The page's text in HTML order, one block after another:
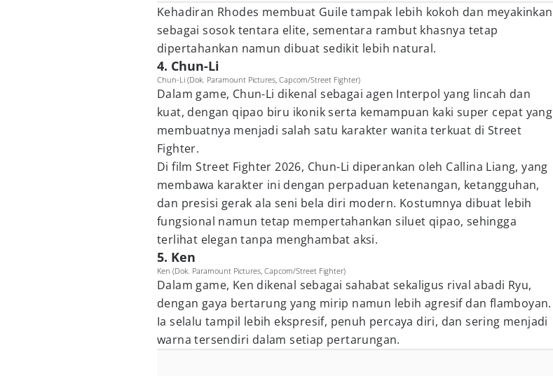
Kehadiran Rhodes membuat Guile tampak lebih kokoh dan meyakinkan
sebagai sosok tentara elite, sementara rambut khasnya tetap
dipertahankan namun dibuat sedikit lebih natural.
4. Chun-Li
Chun-Li (Dok. Paramount Pictures, Capcom/Street Fighter)
Dalam game, Chun-Li dikenal sebagai agen Interpol yang lincah dan
kuat, dengan qipao biru ikonik serta kemampuan kaki super cepat yang
membuatnya menjadi salah satu karakter wanita terkuat di Street
Fighter.
Di film Street Fighter 2026, Chun-Li diperankan oleh Callina Liang, yang
membawa karakter ini dengan perpaduan ketenangan, ketangguhan,
dan presisi gerak ala seni bela diri modern. Kostumnya dibuat lebih
fungsional namun tetap mempertahankan siluet qipao, sehingga
terlihat elegan tanpa menghambat aksi.
5. Ken
Ken (Dok. Paramount Pictures, Capcom/Street Fighter)
Dalam game, Ken dikenal sebagai sahabat sekaligus rival abadi Ryu,
dengan gaya bertarung yang mirip namun lebih agresif dan flamboyan.
Ia selalu tampil lebih ekspresif, penuh percaya diri, dan sering menjadi
warna tersendiri dalam setiap pertarungan.